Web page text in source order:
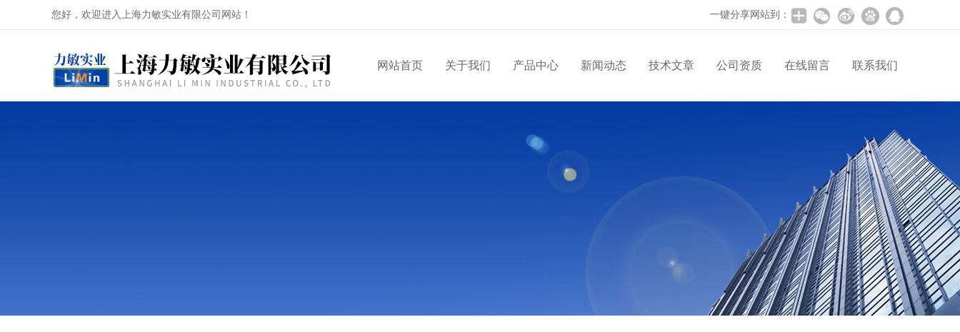
您好，欢迎进入上海力敏实业有限公司网站！ 一键分享网站到：
网站首页 关于我们 产品中心 新闻动态 技术文章 公司资质 在线留言 联系我们